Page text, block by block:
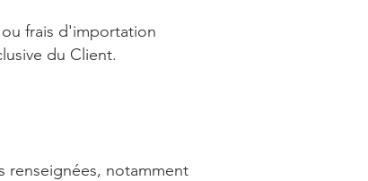
frais d'importation
du Client.
renseignées, notamment